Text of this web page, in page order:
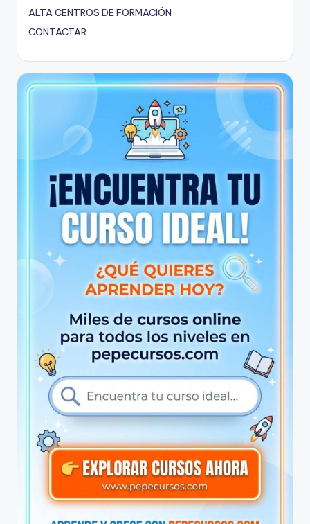
ALTA CENTROS DE FORMACIÓN
CONTACTAR